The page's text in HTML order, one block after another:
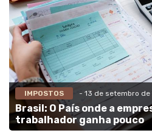
IMPOSTOS - 13 de setembro de
Brasil: O País onde a
trabalhador ganha pouco